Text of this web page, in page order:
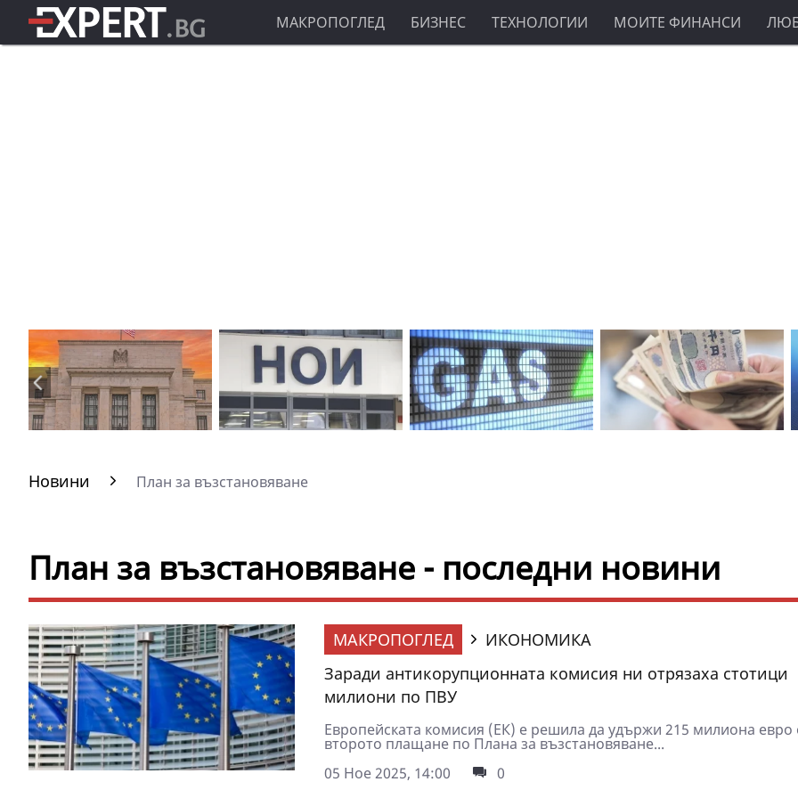
МАКРОПОГЛЕД БИЗНЕС ТЕХНОЛОГИИ МОИТЕ ФИНАНСИ
Новини План за възстановяване
План за възстановяване - последни новини
МАКРОПОГЛЕД
ИКОНОМИКА
Заради антикорупционната комисия ни отрязаха стотици
милиони по ПВУ
Европейската комисия (ЕК) е решила да удържи 215 милиона евро
второто плащане по Плана за възстановяване...
05 Ное 2025, 14:00
0